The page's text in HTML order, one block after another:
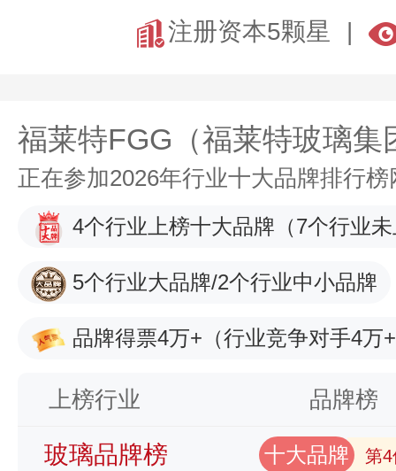
注册资本5颗星
福莱特FGG（福莱特玻璃集
正在参加2026年行业十大品牌排行
4个行业上榜十大品牌 （7个行业
5个行业大品牌/2个行业中小品牌
品牌得票4万+ （行业竞争对手4万
上榜行业 品牌榜
玻璃品牌榜 十大品牌 第4